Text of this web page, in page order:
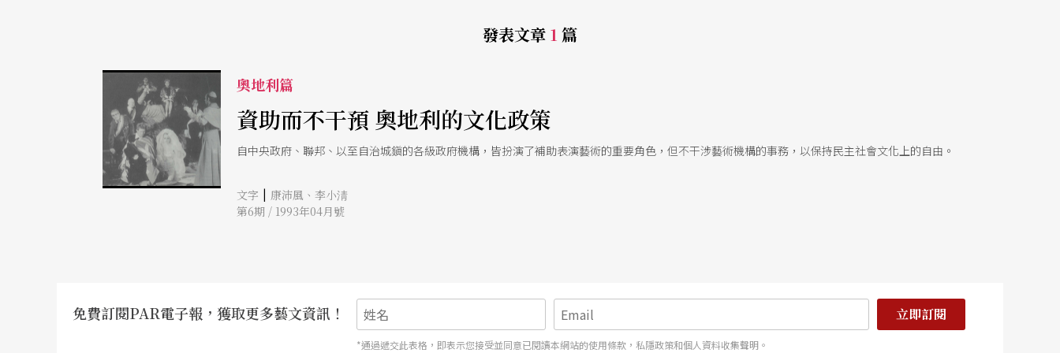
發表文章 1 篇
奧地利篇
資助而不干預 奧地利的文化政策
自中央政府、聯邦、以至自治城鎭的各級政府機構，皆扮演了補助表演藝術的重要角色，但不干涉藝術機構的事務，以保持民主社會文化上的自由。
文字 | 康沛風、李小淸
第6期 / 1993年04月號
免費訂閱PAR電子報，獲取更多藝文資訊！ 立即訂閱
*通過遞交此表格，即表示您接受並同意已閱讀本網站的使用條款，私隱政策和個人資料收集聲明。